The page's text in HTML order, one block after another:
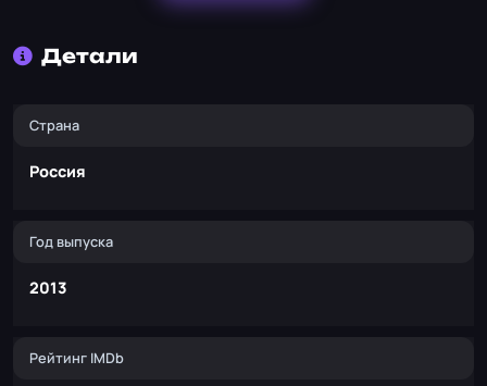
Детали
Страна
Россия
Год выпуска
2013
Рейтинг IMDb